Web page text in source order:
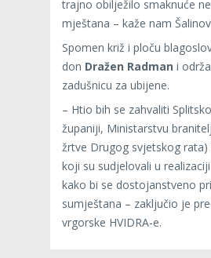
trajno obilježilo smaknuće
mještana – kaže nam
Spomen križ i ploču
don Dražen Radman i
zadušnicu za ubijene.
– Htio bih se zahvaliti
županiji, Ministarstvu
žrtve Drugog svjetskog
koji su sudjelovali u
kako bi se dostojanstveno
sumještana – zaključio je
vrgorske HVIDRA-e.